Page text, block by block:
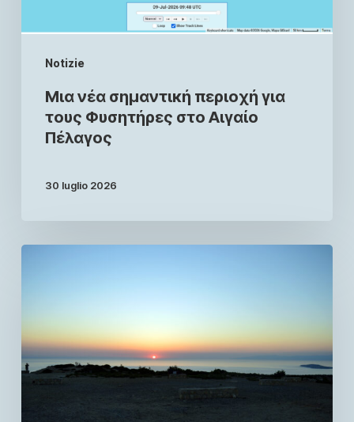
Notizie
Μια νέα σημαντική περιοχή για
τους Φυσητήρες στο Αιγαίο
Πέλαγος
30 luglio 2026